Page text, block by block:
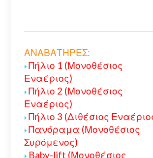
ΑΝΑΒΑΤΗΡΕΣ:
Πήλιο 1 (Μονοθέσιος
Εναέριος)
Πήλιο 2 (Μονοθέσιος
Εναέριος)
Πήλιο 3 (Διθέσιος
Πανόραμα (Μονοθέσιος
Συρόμενος)
Baby-lift (Μονοθέσιος